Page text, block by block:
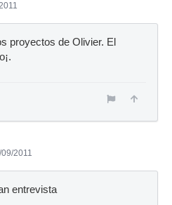
proyectos de Olivier. El
2011
entrevista